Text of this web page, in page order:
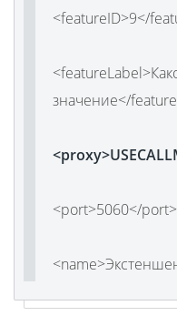
<featureID>9</
значение</
<port>5060</port>